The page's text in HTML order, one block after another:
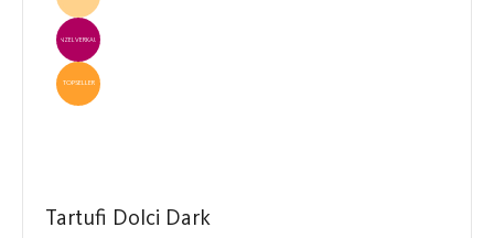
EINZELVERKAUF
TOPSELLER
Tartufi Dolci Dark